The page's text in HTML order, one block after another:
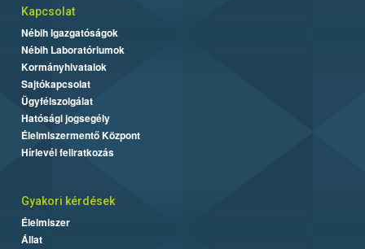
Kapcsolat
Nébih Igazgatóságok
Nébih Laboratóriumok
Kormányhivatalok
Sajtókapcsolat
Ügyfélszolgálat
Hatósági jogsegély
Élelmiszermentő Központ
Hírlevél feliratkozás
Gyakori kérdések
Élelmiszer
Állat